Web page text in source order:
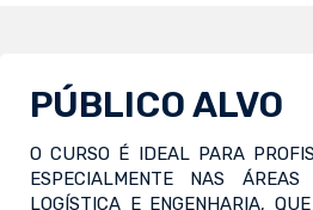
PÚBLICO ALVO
O CURSO É IDEAL PARA
ESPECIALMENTE NAS ÁREAS
LOGÍSTICA E ENGENHARIA,